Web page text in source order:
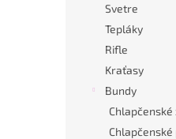
Svetre
Tepláky
Rifle
Kraťasy
Bundy